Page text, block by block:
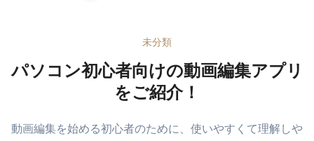
未分類
パソコン初心者向けの動画編集アプリ
をご紹介！
動画編集を始める初心者のために、使いやすくて理解しや